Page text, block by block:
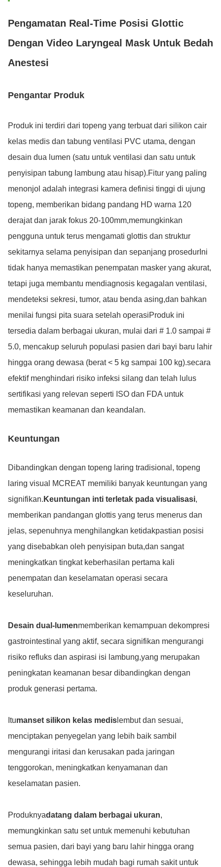
Pengamatan Real-Time Posisi Glottic
Dengan Video Laryngeal Mask Untuk Bedah
Anestesi
Pengantar Produk
Produk ini terdiri dari topeng yang terbuat dari silikon cair
kelas medis dan tabung ventilasi PVC utama, dengan
desain dua lumen (satu untuk ventilasi dan satu untuk
penyisipan tabung lambung atau hisap).Fitur yang paling
menonjol adalah integrasi kamera definisi tinggi di ujung
topeng, memberikan bidang pandang HD warna 120
derajat dan jarak fokus 20-100mm,memungkinkan
pengguna untuk terus mengamati glottis dan struktur
sekitarnya selama penyisipan dan sepanjang prosedurIni
tidak hanya memastikan penempatan masker yang akurat,
tetapi juga membantu mendiagnosis kegagalan ventilasi,
mendeteksi sekresi, tumor, atau benda asing,dan bahkan
menilai fungsi pita suara setelah operasiProduk ini
tersedia dalam berbagai ukuran, mulai dari # 1.0 sampai #
5.0, mencakup seluruh populasi pasien dari bayi baru lahir
hingga orang dewasa (berat < 5 kg sampai 100 kg).secara
efektif menghindari risiko infeksi silang dan telah lulus
sertifikasi yang relevan seperti ISO dan FDA untuk
memastikan keamanan dan keandalan.
Keuntungan
Dibandingkan dengan topeng laring tradisional, topeng
laring visual MCREAT memiliki banyak keuntungan yang
signifikan. Keuntungan inti terletak pada visualisasi,
memberikan pandangan glottis yang terus menerus dan
jelas, sepenuhnya menghilangkan ketidakpastian posisi
yang disebabkan oleh penyisipan buta,dan sangat
meningkatkan tingkat keberhasilan pertama kali
penempatan dan keselamatan operasi secara
keseluruhan.
Desain dual-lumenmemberikan kemampuan dekompresi
gastrointestinal yang aktif, secara signifikan mengurangi
risiko refluks dan aspirasi isi lambung,yang merupakan
peningkatan keamanan besar dibandingkan dengan
produk generasi pertama.
Itumanset silikon kelas medis lembut dan sesuai,
menciptakan penyegelan yang lebih baik sambil
mengurangi iritasi dan kerusakan pada jaringan
tenggorokan, meningkatkan kenyamanan dan
keselamatan pasien.
Produknyadatang dalam berbagai ukuran,
memungkinkan satu set untuk memenuhi kebutuhan
semua pasien, dari bayi yang baru lahir hingga orang
dewasa, sehingga lebih mudah bagi rumah sakit untuk